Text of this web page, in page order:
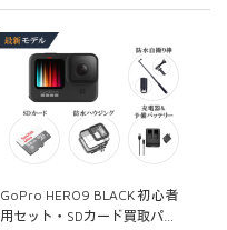
GoPro HERO9 BLACK 初心者
用セット・SDカード買取パ…